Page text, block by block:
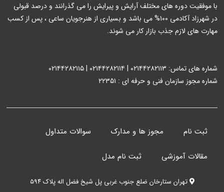
با موفقیت دوره های مختلف آرایش و پیرایش را می گذرانند و درصد قبولی
در شهرزاد آکادمی ۱۰۰% می باشد و بسیاری از هنرجویان ساعی ، پس از کسب
مهارت های لازم جذب بازار کار می شوند.
شماره های تماس: ۰۲۱۴۴۲۸۲۱۱۳ | ۰۲۱۴۴۲۸۲۱۱۴ | ۰۲۱۴۴۲۸۲۱۱۵
شماره مجوز سازمان فنی و حرفه ای : ۲۲۳۵۱
ثبت نام مجوز ها و مدارک سوالات متداول
مقالات آموزشی ثبت نام مدل
تهران ستارخان ضلع جنوب غربی پل شیخ فضل اله پلاک ۵۹۴